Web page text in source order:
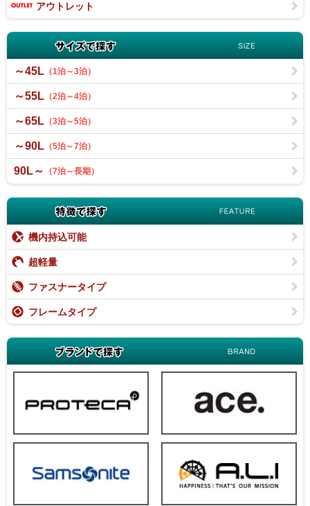
OUTLET
アウトレット
～45L （1泊～3泊）
～55L （2泊～4泊）
～65L （3泊～5泊）
～90L （5泊～7泊）
90L～ （7泊～長期）
機内持込可能
機内持込可能
超軽量
超軽量
ファスナータイプ
ファスナータイプ
フレームタイプ
フレームタイプ